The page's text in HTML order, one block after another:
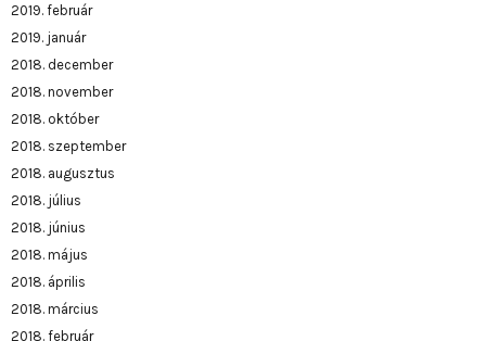
2019. február
2019. január
2018. december
2018. november
2018. október
2018. szeptember
2018. augusztus
2018. július
2018. június
2018. május
2018. április
2018. március
2018. február